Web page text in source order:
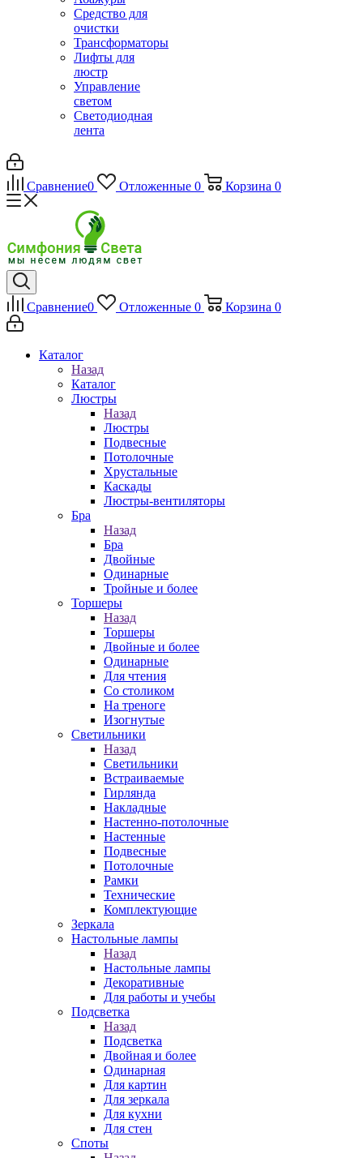
Средство для
очистки
Трансформаторы
Лифты для
люстр
Управление
светом
Светодиодная
лента
Сравнение0 Отложенные 0 Корзина 0
Сравнение0 Отложенные 0 Корзина 0
Каталог
Назад
Каталог
Люстры
Назад
Люстры
Подвесные
Потолочные
Хрустальные
Каскады
Люстры-вентиляторы
Бра
Назад
Бра
Двойные
Одинарные
Тройные и более
Торшеры
Назад
Торшеры
Двойные и более
Одинарные
Для чтения
Со столиком
На треноге
Изогнутые
Светильники
Назад
Светильники
Встраиваемые
Гирлянда
Накладные
Настенно-потолочные
Настенные
Подвесные
Потолочные
Рамки
Технические
Комплектующие
Зеркала
Настольные лампы
Назад
Настольные лампы
Декоративные
Для работы и учебы
Подсветка
Назад
Подсветка
Двойная и более
Одинарная
Для картин
Для зеркала
Для кухни
Для стен
Споты